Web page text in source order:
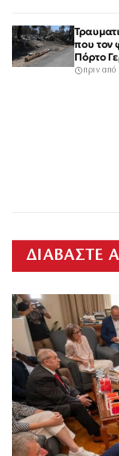
που τον
Πόρτο
πριν από
ΔΙΑΒΑΣΤΕ